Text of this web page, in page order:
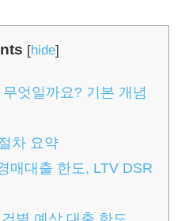
[hide]
엇일까요? 기본 개념
차 요약
매대출 한도, LTV DSR